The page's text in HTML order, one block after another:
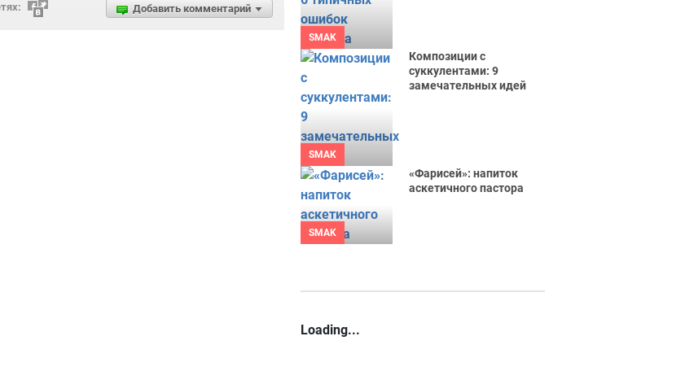
Добавить комментарий
SMAK
SMAK
Композиции с
суккулентами: 9
замечательных идей
SMAK
«Фарисей»: напиток
аскетичного пастора
Loading...